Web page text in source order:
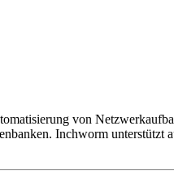
von
Inchworm unterstützt